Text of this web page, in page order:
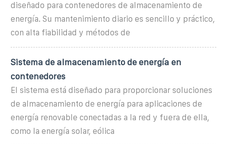
diseñado para contenedores de almacenamiento de
energía. Su mantenimiento diario es sencillo y práctico,
con alta fiabilidad y métodos de
Sistema de almacenamiento de energía en
contenedores
El sistema está diseñado para proporcionar soluciones
de almacenamiento de energía para aplicaciones de
energía renovable conectadas a la red y fuera de ella,
como la energía solar, eólica